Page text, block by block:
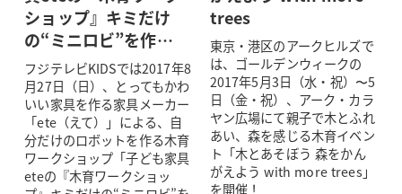
ショップ』キミだけ
の“ミニロビ”を作…
フジテレビKIDSでは2017年8
月27日（日）、とってもかわ
いい家具を作る家具メーカー
「ete（えて）」による、自
分だけのロボットを作る木育
ワークショップ「子ども家具
eteの『木育ワークショッ
trees
東京・港区のアークヒルズで
は、ゴールデンウィークの
2017年5月3日（水・祝）〜5
日（金・祝）、アーク・カラ
ヤン広場にて親子で木とふれ
あい、森を感じる木育イベン
ト「木とあそぼう 森をかん
がえよう with more trees」
を開催！